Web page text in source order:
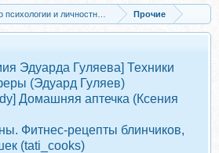
психологии и личностному развитию
Прочие
Тарасов)
Эдуарда Гуляева] Техники
(Эдуард Гуляев)
Домашняя аптечка (Ксения
Фитнес-рецепты блинчиков,
(tati_cooks)